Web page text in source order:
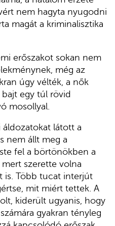
nem hagyta nyugodni
magát a kriminalisztika
erőszakot sokan nem
még az
úgy vélték, a nők
egy túl rövid
mosollyal.
áldozatokat látott a
nem állt meg a
fel a börtönökben a
szerette volna
is. Több tucat interjút
mit miért tettek. A
kiderült ugyanis, hogy
gyakran tényleg